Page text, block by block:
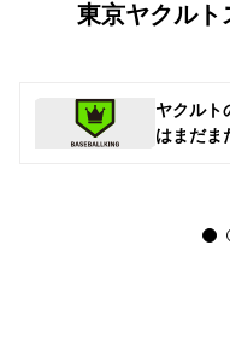
東京ヤクルト
ヤクル
はまだま